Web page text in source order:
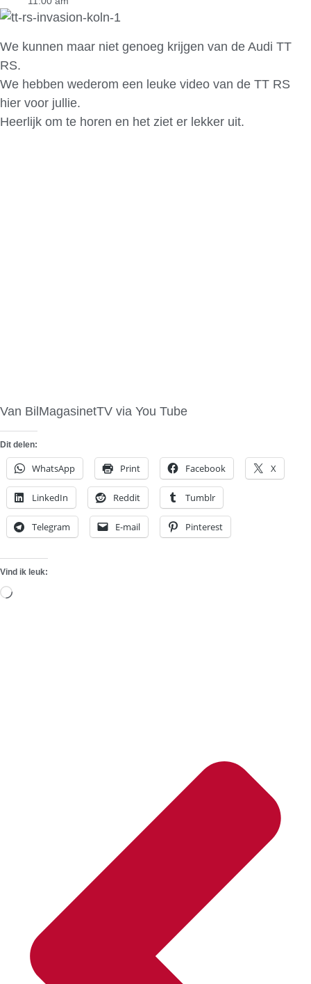
We kunnen maar niet genoeg krijgen van de Audi TT
RS.
We hebben wederom een leuke video van de TT RS
hier voor jullie.
Heerlijk om te horen en het ziet er lekker uit.
Van BilMagasinetTV via You Tube
Dit delen:
WhatsApp Print Facebook X
LinkedIn Reddit Tumblr
Telegram E-mail Pinterest
Vind ik leuk:
Aan